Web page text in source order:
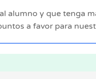
alumno y que tenga
a favor para